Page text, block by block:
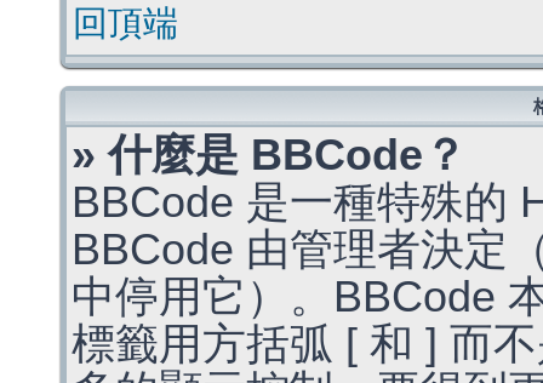
回頂端
» 什麼是 BBCode？
BBCode 是一種特殊的
BBCode 由管理者決定
中停用它）。BBCode
標籤用方括弧 [ 和 ] 而